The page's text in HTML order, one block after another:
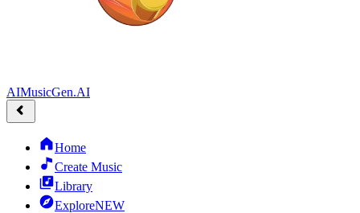
AIMusicGen.AI
Home
Create Music
Library
ExploreNEW